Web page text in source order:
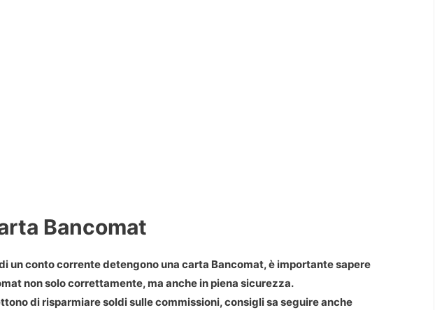
Bancomat
un conto corrente detengono una carta Bancomat, è importante sapere
non solo correttamente, ma anche in piena sicurezza.
di risparmiare soldi sulle commissioni, consigli sa seguire anche